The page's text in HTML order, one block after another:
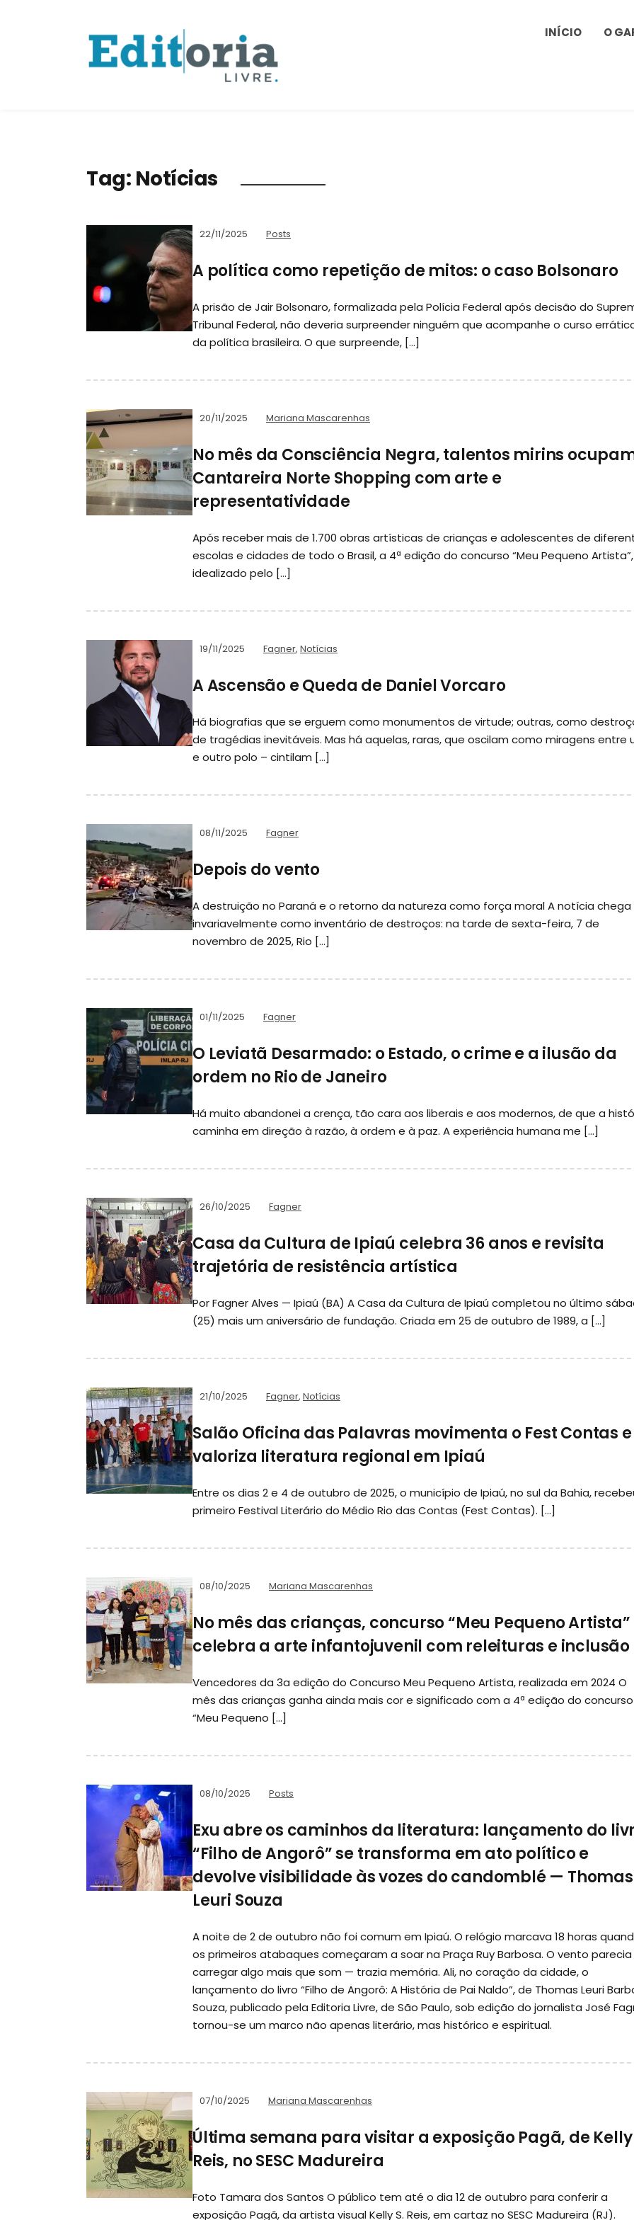
INÍCIO O
Tag: Notícias
22/11/2025 Posts
A política como repetição de mitos: o caso Bolsonaro
A prisão de Jair Bolsonaro, formalizada pela Polícia Federal após decisão do
Tribunal Federal, não deveria surpreender ninguém que acompanhe o curso
da política brasileira. O que surpreende, […]
20/11/2025 Mariana Mascarenhas
No mês da Consciência Negra, talentos mirins
Cantareira Norte Shopping com arte e
representatividade
Após receber mais de 1.700 obras artísticas de crianças e adolescentes de
escolas e cidades de todo o Brasil, a 4ª edição do concurso “Meu Pequeno Artista”,
idealizado pelo […]
19/11/2025 Fagner, Notícias
A Ascensão e Queda de Daniel Vorcaro
Há biografias que se erguem como monumentos de virtude; outras, como
de tragédias inevitáveis. Mas há aquelas, raras, que oscilam como miragens entre
e outro polo – cintilam […]
08/11/2025 Fagner
Depois do vento
A destruição no Paraná e o retorno da natureza como força moral A notícia chega
invariavelmente como inventário de destroços: na tarde de sexta-feira, 7 de
novembro de 2025, Rio […]
01/11/2025 Fagner
O Leviatã Desarmado: o Estado, o crime e a ilusão da
ordem no Rio de Janeiro
Há muito abandonei a crença, tão cara aos liberais e aos modernos, de que a
caminha em direção à razão, à ordem e à paz. A experiência humana me […]
26/10/2025 Fagner
Casa da Cultura de Ipiaú celebra 36 anos e revisita
trajetória de resistência artística
Por Fagner Alves — Ipiaú (BA) A Casa da Cultura de Ipiaú completou no último
(25) mais um aniversário de fundação. Criada em 25 de outubro de 1989, a […]
21/10/2025 Fagner, Notícias
Salão Oficina das Palavras movimenta o Fest Contas e
valoriza literatura regional em Ipiaú
Entre os dias 2 e 4 de outubro de 2025, o município de Ipiaú, no sul da Bahia,
primeiro Festival Literário do Médio Rio das Contas (Fest Contas). […]
08/10/2025 Mariana Mascarenhas
No mês das crianças, concurso “Meu Pequeno Artista”
celebra a arte infantojuvenil com releituras e inclusão
Vencedores da 3a edição do Concurso Meu Pequeno Artista, realizada em 2024 O
mês das crianças ganha ainda mais cor e significado com a 4ª edição do concurso
“Meu Pequeno […]
08/10/2025 Posts
Exu abre os caminhos da literatura: lançamento do
“Filho de Angorô” se transforma em ato político e
devolve visibilidade às vozes do candomblé — Thomas
Leuri Souza
A noite de 2 de outubro não foi comum em Ipiaú. O relógio marcava 18 horas
os primeiros atabaques começaram a soar na Praça Ruy Barbosa. O vento parecia
carregar algo mais que som — trazia memória. Ali, no coração da cidade, o
lançamento do livro “Filho de Angorô: A História de Pai Naldo”, de Thomas Leuri
Souza, publicado pela Editoria Livre, de São Paulo, sob edição do jornalista José
tornou-se um marco não apenas literário, mas histórico e espiritual.
07/10/2025 Mariana Mascarenhas
Última semana para visitar a exposição Pagã, de Kelly
Reis, no SESC Madureira
Foto Tamara dos Santos O público tem até o dia 12 de outubro para conferir a
exposição Pagã, da artista visual Kelly S. Reis, em cartaz no SESC Madureira (RJ).